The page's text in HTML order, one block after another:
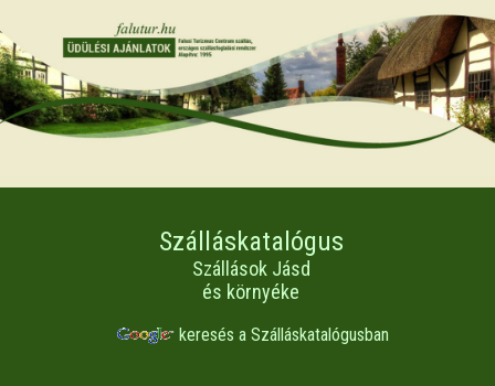
Szálláskatalógus
Szállások Jásd
és környéke
keresés a Szálláskatalógusban